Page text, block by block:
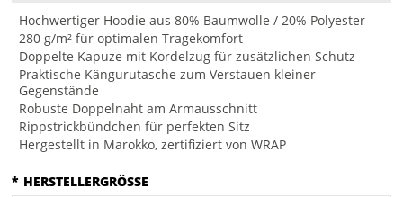
Hochwertiger Hoodie aus 80% Baumwolle / 20% Polyester
280 g/m² für optimalen Tragekomfort
Doppelte Kapuze mit Kordelzug für zusätzlichen Schutz
Praktische Kängurutasche zum Verstauen kleiner
Gegenstände
Robuste Doppelnaht am Armausschnitt
Rippstrickbündchen für perfekten Sitz
Hergestellt in Marokko, zertifiziert von WRAP
* HERSTELLERGRÖSSE